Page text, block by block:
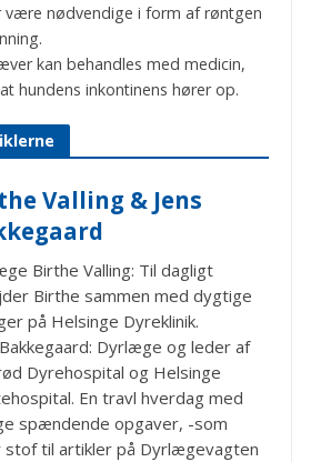
være nødvendige i form af røntgen
kan behandles med medicin,
hundens inkontinens hører op.
Valling & Jens
Birthe Valling: Til dagligt
Birthe sammen med dygtige
på Helsinge Dyreklinik.
Dyrlæge og leder af
Dyrehospital og Helsinge
En travl hverdag med
spændende opgaver, -som
stof til artikler på Dyrlægevagten